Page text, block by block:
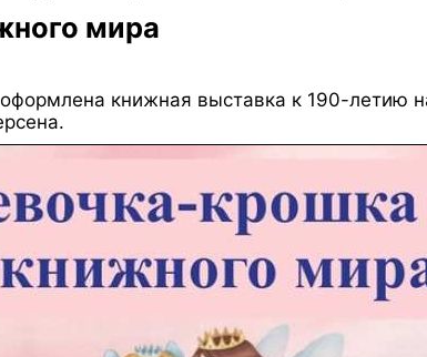
мира
книжная выставка к 190-летию